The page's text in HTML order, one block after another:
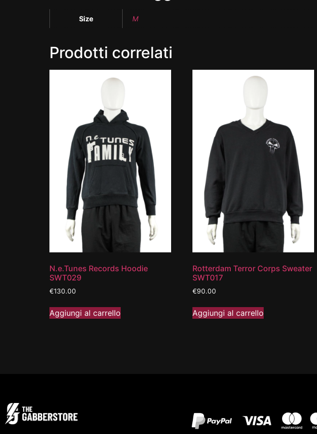
Size M
Prodotti correlati
N.e.Tunes Records Hoodie
SWT029
€130.00
Aggiungi al carrello
Rotterdam Terror Corps Sweater
SWT017
€90.00
Aggiungi al carrello